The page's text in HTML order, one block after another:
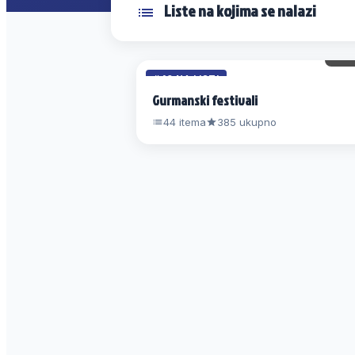
Liste na kojima se nalazi
#40 NA LISTI
Gurmanski festivali
44 itema 385 ukupno